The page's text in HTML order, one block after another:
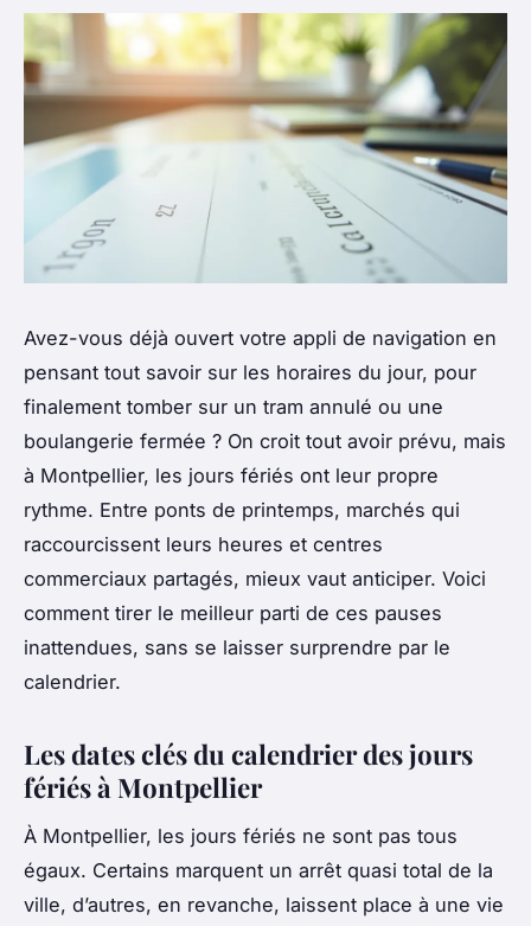
Avez-vous déjà ouvert votre appli de navigation en
pensant tout savoir sur les horaires du jour, pour
finalement tomber sur un tram annulé ou une
boulangerie fermée ? On croit tout avoir prévu, mais
à Montpellier, les jours fériés ont leur propre
rythme. Entre ponts de printemps, marchés qui
raccourcissent leurs heures et centres
commerciaux partagés, mieux vaut anticiper. Voici
comment tirer le meilleur parti de ces pauses
inattendues, sans se laisser surprendre par le
calendrier.
Les dates clés du calendrier des jours
fériés à Montpellier
À Montpellier, les jours fériés ne sont pas tous
égaux. Certains marquent un arrêt quasi total de la
ville, d’autres, en revanche, laissent place à une vie